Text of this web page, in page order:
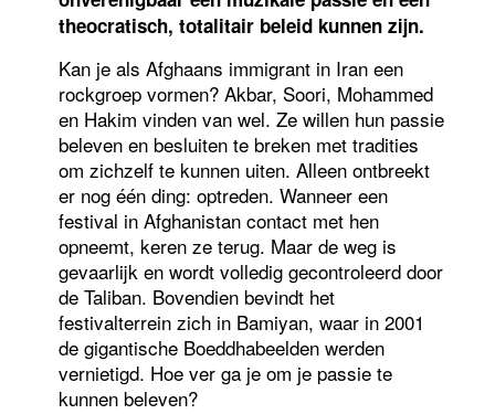
theocratisch, totalitair beleid kunnen zijn.
Kan je als Afghaans immigrant in Iran een
rockgroep vormen? Akbar, Soori, Mohammed
en Hakim vinden van wel. Ze willen hun passie
beleven en besluiten te breken met tradities
om zichzelf te kunnen uiten. Alleen ontbreekt
er nog één ding: optreden. Wanneer een
festival in Afghanistan contact met hen
opneemt, keren ze terug. Maar de weg is
gevaarlijk en wordt volledig gecontroleerd door
de Taliban. Bovendien bevindt het
festivalterrein zich in Bamiyan, waar in 2001
de gigantische Boeddhabeelden werden
vernietigd. Hoe ver ga je om je passie te
kunnen beleven?